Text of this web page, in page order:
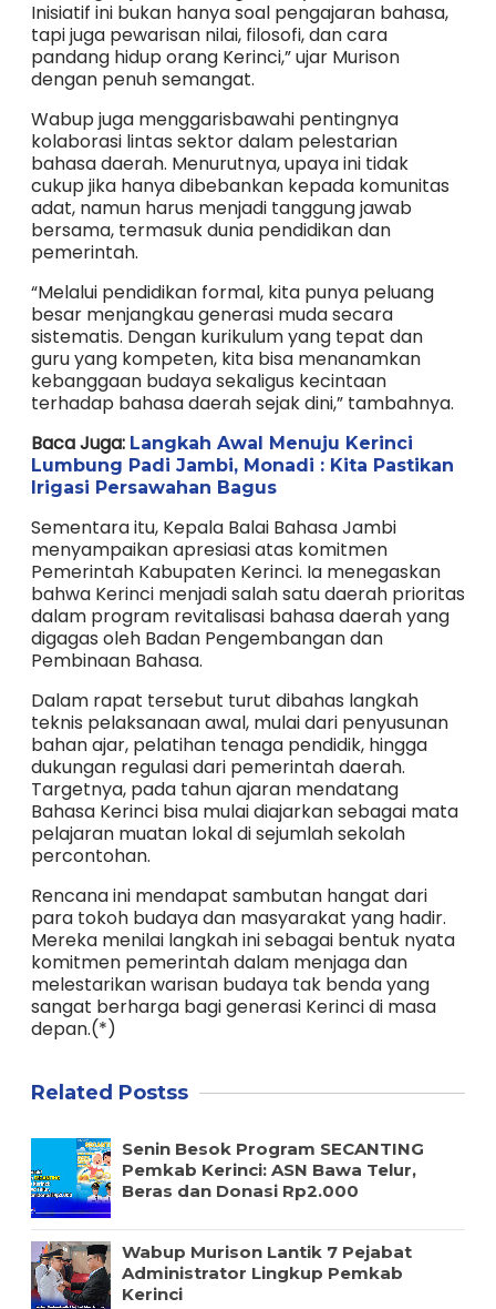
Inisiatif ini bukan hanya soal pengajaran bahasa,
tapi juga pewarisan nilai, filosofi, dan cara
pandang hidup orang Kerinci,” ujar Murison
dengan penuh semangat.
Wabup juga menggarisbawahi pentingnya
kolaborasi lintas sektor dalam pelestarian
bahasa daerah. Menurutnya, upaya ini tidak
cukup jika hanya dibebankan kepada komunitas
adat, namun harus menjadi tanggung jawab
bersama, termasuk dunia pendidikan dan
pemerintah.
“Melalui pendidikan formal, kita punya peluang
besar menjangkau generasi muda secara
sistematis. Dengan kurikulum yang tepat dan
guru yang kompeten, kita bisa menanamkan
kebanggaan budaya sekaligus kecintaan
terhadap bahasa daerah sejak dini,” tambahnya.
Baca Juga: Langkah Awal Menuju Kerinci
Lumbung Padi Jambi, Monadi : Kita Pastikan
Irigasi Persawahan Bagus
Sementara itu, Kepala Balai Bahasa Jambi
menyampaikan apresiasi atas komitmen
Pemerintah Kabupaten Kerinci. Ia menegaskan
bahwa Kerinci menjadi salah satu daerah prioritas
dalam program revitalisasi bahasa daerah yang
digagas oleh Badan Pengembangan dan
Pembinaan Bahasa.
Dalam rapat tersebut turut dibahas langkah
teknis pelaksanaan awal, mulai dari penyusunan
bahan ajar, pelatihan tenaga pendidik, hingga
dukungan regulasi dari pemerintah daerah.
Targetnya, pada tahun ajaran mendatang
Bahasa Kerinci bisa mulai diajarkan sebagai mata
pelajaran muatan lokal di sejumlah sekolah
percontohan.
Rencana ini mendapat sambutan hangat dari
para tokoh budaya dan masyarakat yang hadir.
Mereka menilai langkah ini sebagai bentuk nyata
komitmen pemerintah dalam menjaga dan
melestarikan warisan budaya tak benda yang
sangat berharga bagi generasi Kerinci di masa
depan.(*)
Related Postss
Senin Besok Program SECANTING
Pemkab Kerinci: ASN Bawa Telur,
Beras dan Donasi Rp2.000
Wabup Murison Lantik 7 Pejabat
Administrator Lingkup Pemkab
Kerinci